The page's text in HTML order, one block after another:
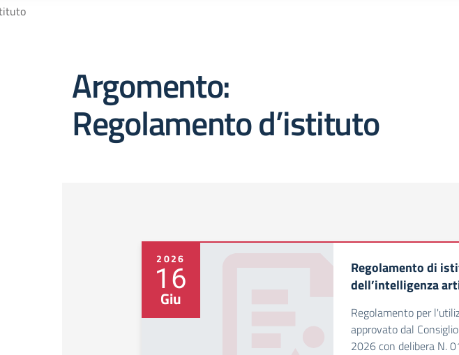
Argomento:
Regolamento d’istituto
2026
16
Giu
Regolamento di
dell’intelligenza
Regolamento per
approvato dal
2026 con delibera N.